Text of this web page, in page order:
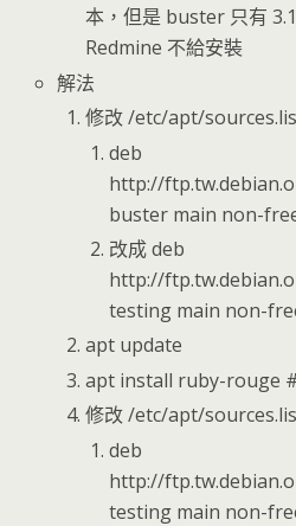
本，但是 buster 只有
Redmine 不給安裝
解法
修改 /etc/apt/
deb
http://
buster main non-
改成 deb
http://
testing main non-
apt update
apt install ruby-rouge
修改 /etc/apt/
deb
http://
testing main non-